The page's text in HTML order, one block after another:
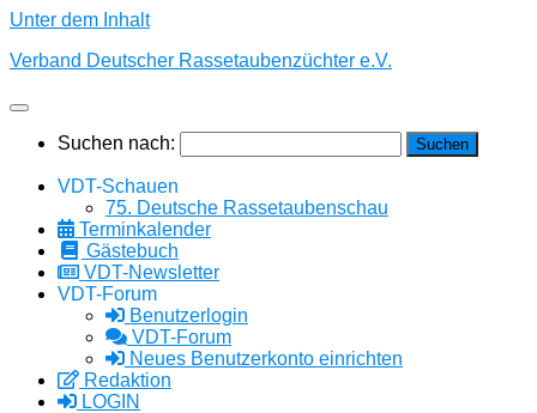
Unter dem Inhalt
Verband Deutscher Rassetaubenzüchter e.V.
Suchen nach:
VDT-Schauen
75. Deutsche Rassetaubenschau
Terminkalender
Gästebuch
VDT-Newsletter
VDT-Forum
Benutzerlogin
VDT-Forum
Neues Benutzerkonto einrichten
Redaktion
LOGIN